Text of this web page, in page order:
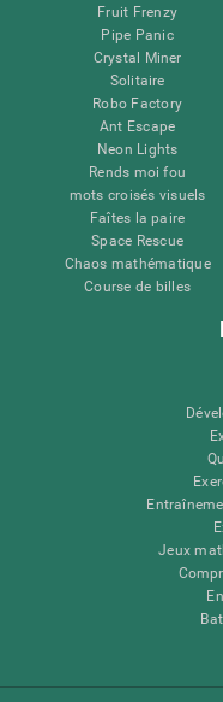
Fruit Frenzy
Pipe Panic
Crystal Miner
Solitaire
Robo Factory
Ant Escape
Neon Lights
Rends moi fou
mots croisés visuels
Faîtes la paire
Space Rescue
Chaos mathématique
Course de billes
Jeux